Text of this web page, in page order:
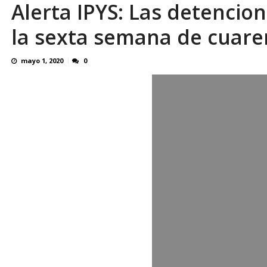
Reino Unido dejará millonaria donación
Alerta IPYS: Las
la sexta semana de
mayo 1, 2020 0